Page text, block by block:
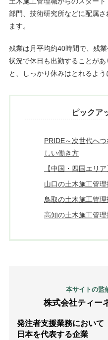
部門、技術研究所などに配属
ます。
残業は月平均約40時間で、残
状況で休日も出勤することが
と、しっかり休みはとれるよう
ピックア
PRIDE～次世代へ
しい働き方
【中国・四国エリ
山口の土木施工管理
鳥取の土木施工管理
高知の土木施工管理
本サイトの監
株式会社ティー
発注者支援業務において
日本を代表する企業